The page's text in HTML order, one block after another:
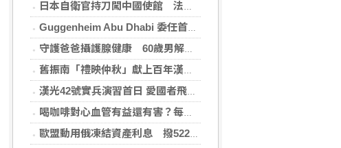
日本自衛官持刀闖中國使館 法庭上稱促中國改變外交
Guggenheim Abu Dhabi 委任首任館長
守護爸爸攝護腺健康 60歲男解尿異常 靠PHI檢測及早揪出攝護腺癌
舊振南「禮映仲秋」獻上百年漢餅心意 百日紅豆入餡經典蛋黃酥、噶瑪蘭聯名月餅、獨特人氣款必嚐
漢光42號實兵演習首日 愛國者飛彈車高雄罕見現蹤
喝咖啡對心血管有益還有害？每日可以喝幾杯咖啡？美心臟協會一次解答
歐盟動用俄凍結資產利息 撥522億元援助烏克蘭